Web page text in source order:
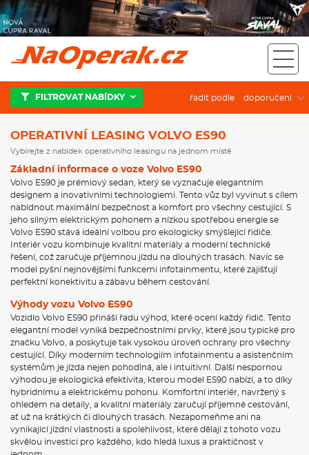
Operativní leasing Volvo ES90
FILTROVAT NABÍDKY řadit podle
OPERATIVNÍ LEASING VOLVO ES90
Vybírejte z nabídek operativního leasingu na jednom místě
Základní informace o voze Volvo ES90
Volvo ES90 je prémiový sedan, který se vyznačuje elegantním
designem a inovativními technologiemi. Tento vůz byl vyvinut s cílem
nabídnout maximální bezpečnost a komfort pro všechny cestující. S
jeho silným elektrickým pohonem a nízkou spotřebou energie se
Volvo ES90 stává ideální volbou pro ekologicky smýšlející řidiče.
Interiér vozu kombinuje kvalitní materiály a moderní technické
řešení, což zaručuje příjemnou jízdu na dlouhých trasách. Navíc se
model pyšní nejnovějšími funkcemi infotainmentu, které zajišťují
perfektní konektivitu a zábavu během cestování.
Výhody vozu Volvo ES90
Vozidlo Volvo ES90 přináší řadu výhod, které ocení každý řidič. Tento
elegantní model vyniká bezpečnostními prvky, které jsou typické pro
značku Volvo, a poskytuje tak vysokou úroveň ochrany pro všechny
cestující. Díky moderním technologiím infotainmentu a asistenčním
systémům je jízda nejen pohodlná, ale i intuitivní. Další nespornou
výhodou je ekologická efektivita, kterou model ES90 nabízí, a to díky
hybridnímu a elektrickému pohonu. Komfortní interiér, navržený s
ohledem na detaily, a kvalitní materiály zaručují příjemné cestování,
ať už na krátkých či dlouhých trasách. Nezapomeňme ani na
vynikající jízdní vlastnosti a spolehlivost, které dělají z tohoto vozu
skvělou investici pro každého, kdo hledá luxus a praktičnost v